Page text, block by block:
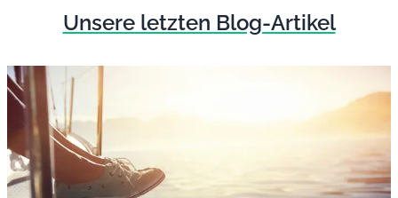
Unsere letzten Blog-Artikel